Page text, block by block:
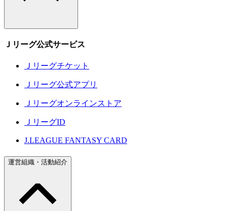
Ｊリーグ公式サービス
Ｊリーグチケット
Ｊリーグ公式アプリ
Ｊリーグオンラインストア
ＪリーグID
J.LEAGUE FANTASY CARD
運営組織・活動紹介